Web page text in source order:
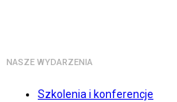
NASZE WYDARZENIA
Szkolenia i konferencje